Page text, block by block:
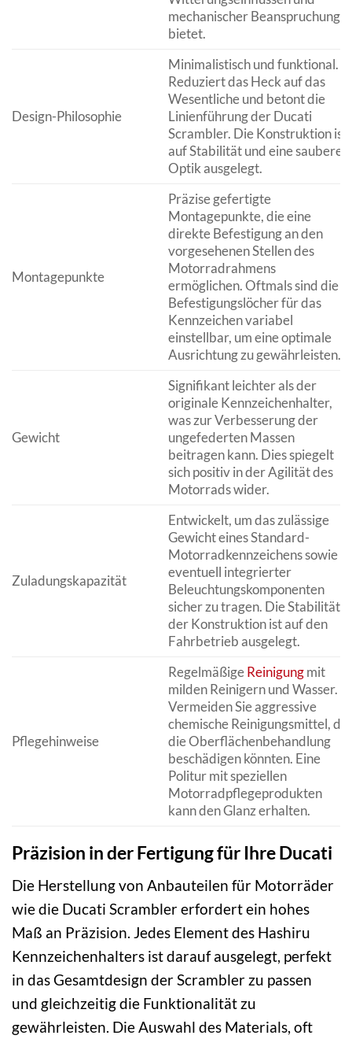
mechanischer Beanspruchung
bietet.
Design-Philosophie
Minimalistisch und funktional.
Reduziert das Heck auf das
Wesentliche und betont die
Linienführung der Ducati
Scrambler. Die Konstruktion ist
auf Stabilität und eine saubere
Optik ausgelegt.
Montagepunkte
Präzise gefertigte
Montagepunkte, die eine
direkte Befestigung an den
vorgesehenen Stellen des
Motorradrahmens
ermöglichen. Oftmals sind die
Befestigungslöcher für das
Kennzeichen variabel
einstellbar, um eine optimale
Ausrichtung zu gewährleisten.
Gewicht
Signifikant leichter als der
originale Kennzeichenhalter,
was zur Verbesserung der
ungefederten Massen
beitragen kann. Dies spiegelt
sich positiv in der Agilität des
Motorrads wider.
Zuladungskapazität
Entwickelt, um das zulässige
Gewicht eines Standard-
Motorradkennzeichens sowie
eventuell integrierter
Beleuchtungskomponenten
sicher zu tragen. Die Stabilität
der Konstruktion ist auf den
Fahrbetrieb ausgelegt.
Pflegehinweise
RegelmäßigeReinigungmit
milden Reinigern und Wasser.
Vermeiden Sie aggressive
chemische Reinigungsmittel, die
die Oberflächenbehandlung
beschädigen könnten. Eine
Politur mit speziellen
Motorradpflegeprodukten
kann den Glanz erhalten.
Präzision in der Fertigung für Ihre Ducati
Die Herstellung von Anbauteilen für Motorräder
wie die Ducati Scrambler erfordert ein hohes
Maß an Präzision. Jedes Element des Hashiru
Kennzeichenhalters ist darauf ausgelegt, perfekt
in das Gesamtdesign der Scrambler zu passen
und gleichzeitig die Funktionalität zu
gewährleisten. Die Auswahl des Materials, oft